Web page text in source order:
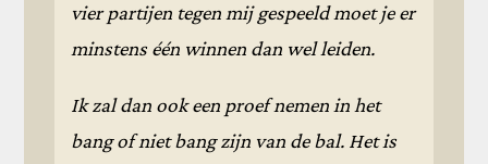
vier partijen tegen mij gespeeld moet je er
minstens één winnen dan wel leiden.
Ik zal dan ook een proef nemen in het
bang of niet bang zijn van de bal. Het is